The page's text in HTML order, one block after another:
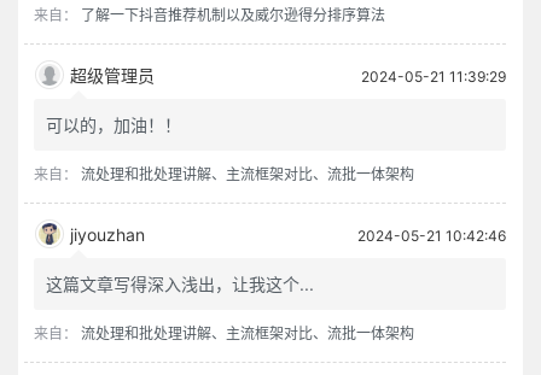
来自： 了解一下抖音推荐机制以及威尔逊得分排序算法
超级管理员 2024-05-21 11:39:29
可以的，加油！！
来自： 流处理和批处理讲解、主流框架对比、流批一体架构
jiyouzhan 2024-05-21 10:42:46
这篇文章写得深入浅出，让我这个...
来自： 流处理和批处理讲解、主流框架对比、流批一体架构